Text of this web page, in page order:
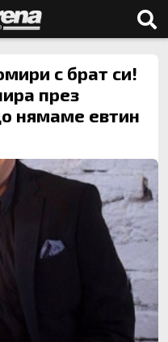
с брат си!
през
нямаме евтин